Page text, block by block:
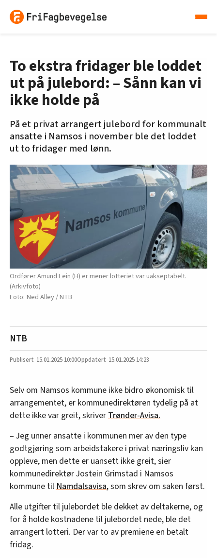
To ekstra fridager ble loddet
ut på julebord: – Sånn kan vi
ikke holde på
På et privat arrangert julebord for kommunalt
ansatte i Namsos i november ble det loddet
ut to fridager med lønn.
Ordfører Amund Lein (H) er mener lotteriet var uakseptabelt.
(Arkivfoto)
Ned Alley / NTB
NTB
15.01.2025 10:00 15.01.2025 14:23
Selv om Namsos kommune ikke bidro økonomisk til
arrangementet, er kommunedirektøren tydelig på at
dette ikke var greit, skriverTrønder-Avisa.
– Jeg unner ansatte i kommunen mer av den type
godtgjøring som arbeidstakere i privat næringsliv kan
oppleve, men dette er uansett ikke greit, sier
kommunedirektør Jostein Grimstad i Namsos
kommune tilNamdalsavisa, som skrev om saken først.
Alle utgifter til julebordet ble dekket av deltakerne, og
for å holde kostnadene til julebordet nede, ble det
arrangert lotteri. Der var to av premiene en betalt
fridag.